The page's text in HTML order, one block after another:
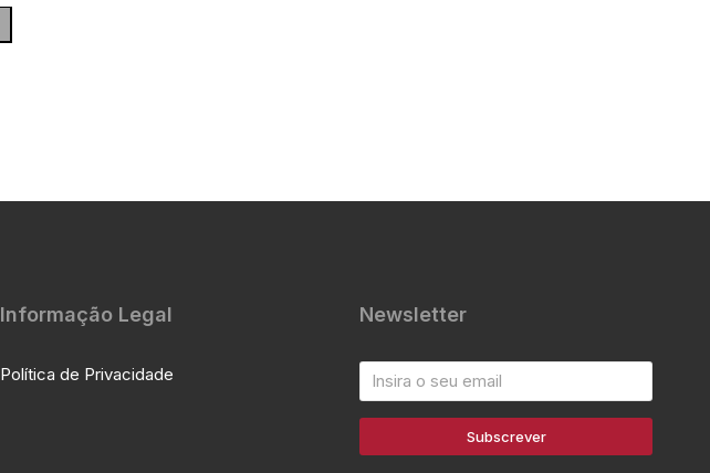
Informação Legal
Política de Privacidade
Newsletter
Subscrever